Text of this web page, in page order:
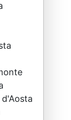
d'Aosta